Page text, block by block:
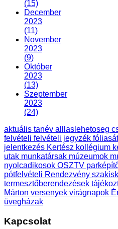
(15)
December
2023
(11)
November
2023
(9)
Október
2023
(13)
Szeptember
2023
(24)
aktuális tanév alllaslehetoseg
felvételi felvételi jegyzék
jelentkezés Kertész kollégium
utak munkatársak múzeumok
nyolcadikosok OSZTV
pótfelvételi Rendezvény
termesztőberendezések
Márton versenyek virágnapok
üvegházak
Kapcsolat